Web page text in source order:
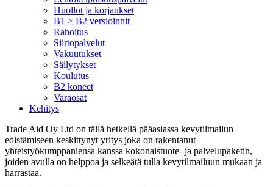
Huollot ja korjaukset
B1 > B2 versioinnit
Rahoitus
Siirtopalvelut
Vakuutukset
Säilytykset
Koulutus
B2 koneet
Varaosat
Kehitys
Trade Aid Oy Ltd on tällä hetkellä pääasiassa kevytilmailun
edistämiseen keskittynyt yritys joka on rakentanut
yhteistyökumppaniensa kanssa kokonaistuote- ja palvelupaketin,
joiden avulla on helppoa ja selkeätä tulla kevytilmailuun mukaan ja
harrastaa.